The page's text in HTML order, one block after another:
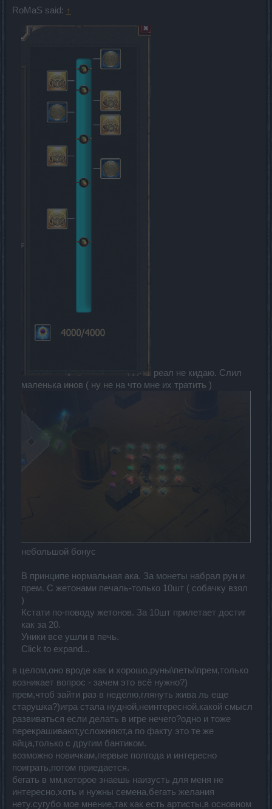
RoMaS said: ↑
реал не кидаю. Слил
маленька инов ( ну не на что мне их тратить )
небольшой бонус
В принципе нормальная ака. За монеты набрал рун и
прем. С жетонами печаль-только 10шт ( собачку взял
)
Кстати по-поводу жетонов. За 10шт прилетает достиг
как за 20.
Уники все ушли в печь.
Click to expand...
в целом,оно вроде как и хорошо,руны\петы\прем,только
возникает вопрос - зачем это всё нужно?)
прем,чтоб зайти раз в неделю,глянуть жива ль еще
старушка?)игра стала нудной,неинтересной,какой смысл
развиваться если делать в игре нечего?одно и тоже
перекрашивают,усложняют,а по факту это те же
яйца,только с другим бантиком.
возможно новичкам,первые полгода и интересно
поиграть,потом приедается.
бегать в мм,которое знаешь наизусть для меня не
интересно,хоть и нужны семена,бегать желания
нету.сугубо мое мнение,так как есть артисты,в основном